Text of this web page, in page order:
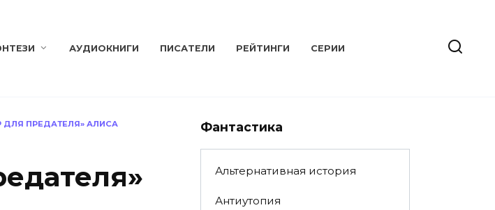
АУДИОКНИГИ ПИСАТЕЛИ РЕЙТИНГИ СЕРИИ
ДЛЯ ПРЕДАТЕЛЯ» АЛИСА
Фантастика
Альтернативная история
Антиутопия